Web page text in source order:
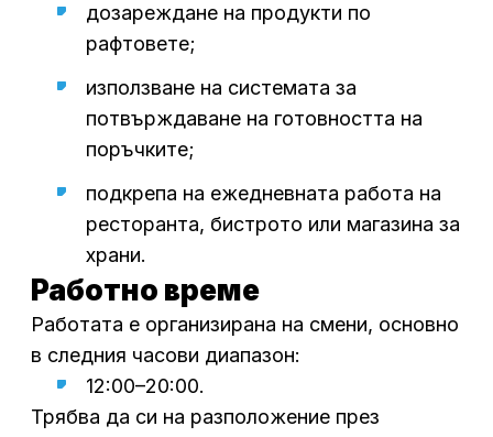
дозареждане на продукти по
рафтовете;
използване на системата за
потвърждаване на готовността на
поръчките;
подкрепа на ежедневната работа на
ресторанта, бистрото или магазина за
храни.
Работно време
Работата е организирана на смени, основно
в следния часови диапазон:
12:00–20:00.
Трябва да си на разположение през